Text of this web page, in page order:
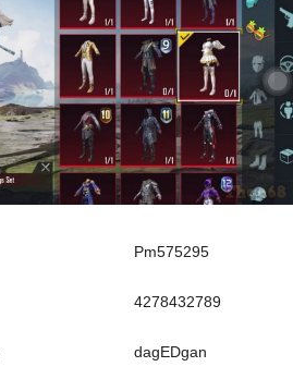
Pm575295
4278432789
dagEDgan